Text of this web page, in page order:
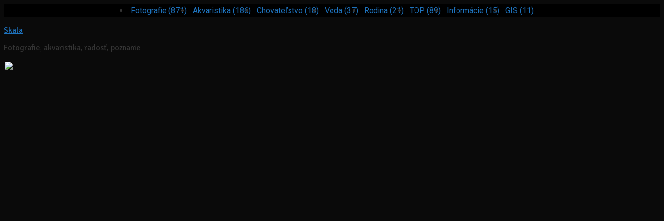
Fotografie (871) Akvaristika (186) Chovateľstvo (18) Veda (37) Rodina (21) TOP (89) Informácie (15) GIS (11)
Skala
Fotografie, akvaristika, radosť, poznanie